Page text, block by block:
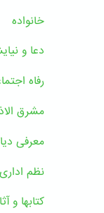
خانواده
دعا و
رفاه
مشرق
معرفی
نظم
کتابها و